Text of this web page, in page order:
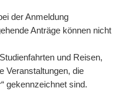
der Anmeldung
Anträge können nicht
und Reisen,
Veranstaltungen, die
gekennzeichnet sind.